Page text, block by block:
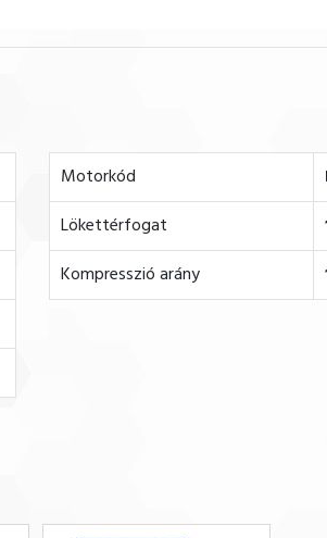
Motorkód
Lökettérfogat
Kompresszió arány